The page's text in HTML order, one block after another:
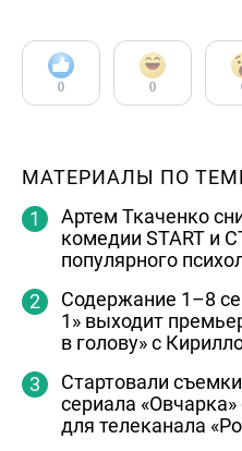
0 0
МАТЕРИАЛЫ ПО
Артем Ткаченко
комедии START и
популярного
Содержание 1–8
1» выходит
в голову» с
Стартовали
сериала
для телеканала